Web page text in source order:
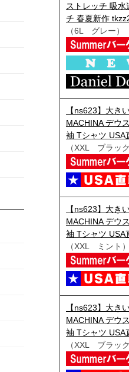
ストレッチ 吸
チ 春夏新作
（6L グレー）
【ns623】大き
MACHINA デウ
袖 Tシャツ USA
（XXL ブラッ
【ns623】大き
MACHINA デウ
袖 Tシャツ USA
（XXL ミント
【ns623】大き
MACHINA デウ
袖 Tシャツ USA
（XXL ブラッ